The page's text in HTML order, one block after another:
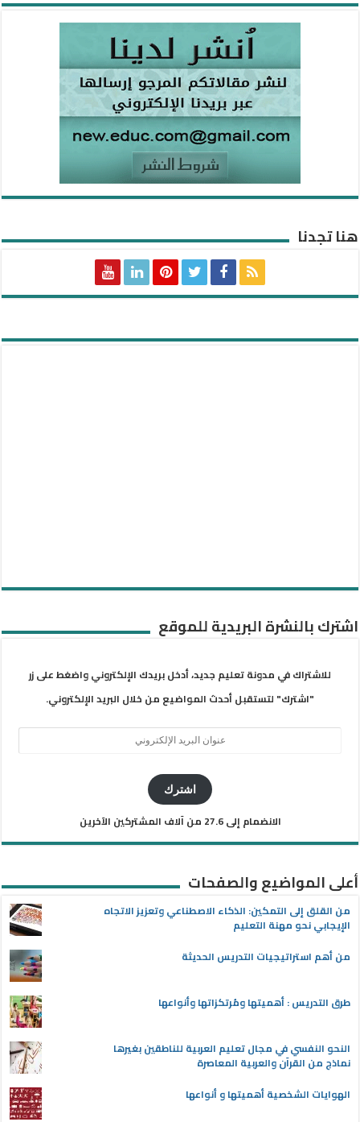
هنا تجدنا
اشترك بالنشرة البريدية للموقع
للاشتراك في مدونة تعليم جديد، أدخل بريدك الإلكتروني واضغط على زر
"اشترك" لتستقبل أحدث المواضيع من خلال البريد الإلكتروني.
اشترك
الانضمام إلى 27.6 من آلاف المشتركين الآخرين
أعلى المواضيع والصفحات
من القلق إلى التمكين: الذكاء الاصطناعي وتعزيز الاتجاه
الإيجابي نحو مهنة التعليم
من أهم استراتيجيات التدريس الحديثة
طرق التدريس : أهميتها ومُرتكزاتها وأنواعها
النحو النفسي في مجال تعليم العربية للناطقين بغيرها
نماذج من القرآن والعربية المعاصرة
الهوايات الشخصية أهميتها و أنواعها